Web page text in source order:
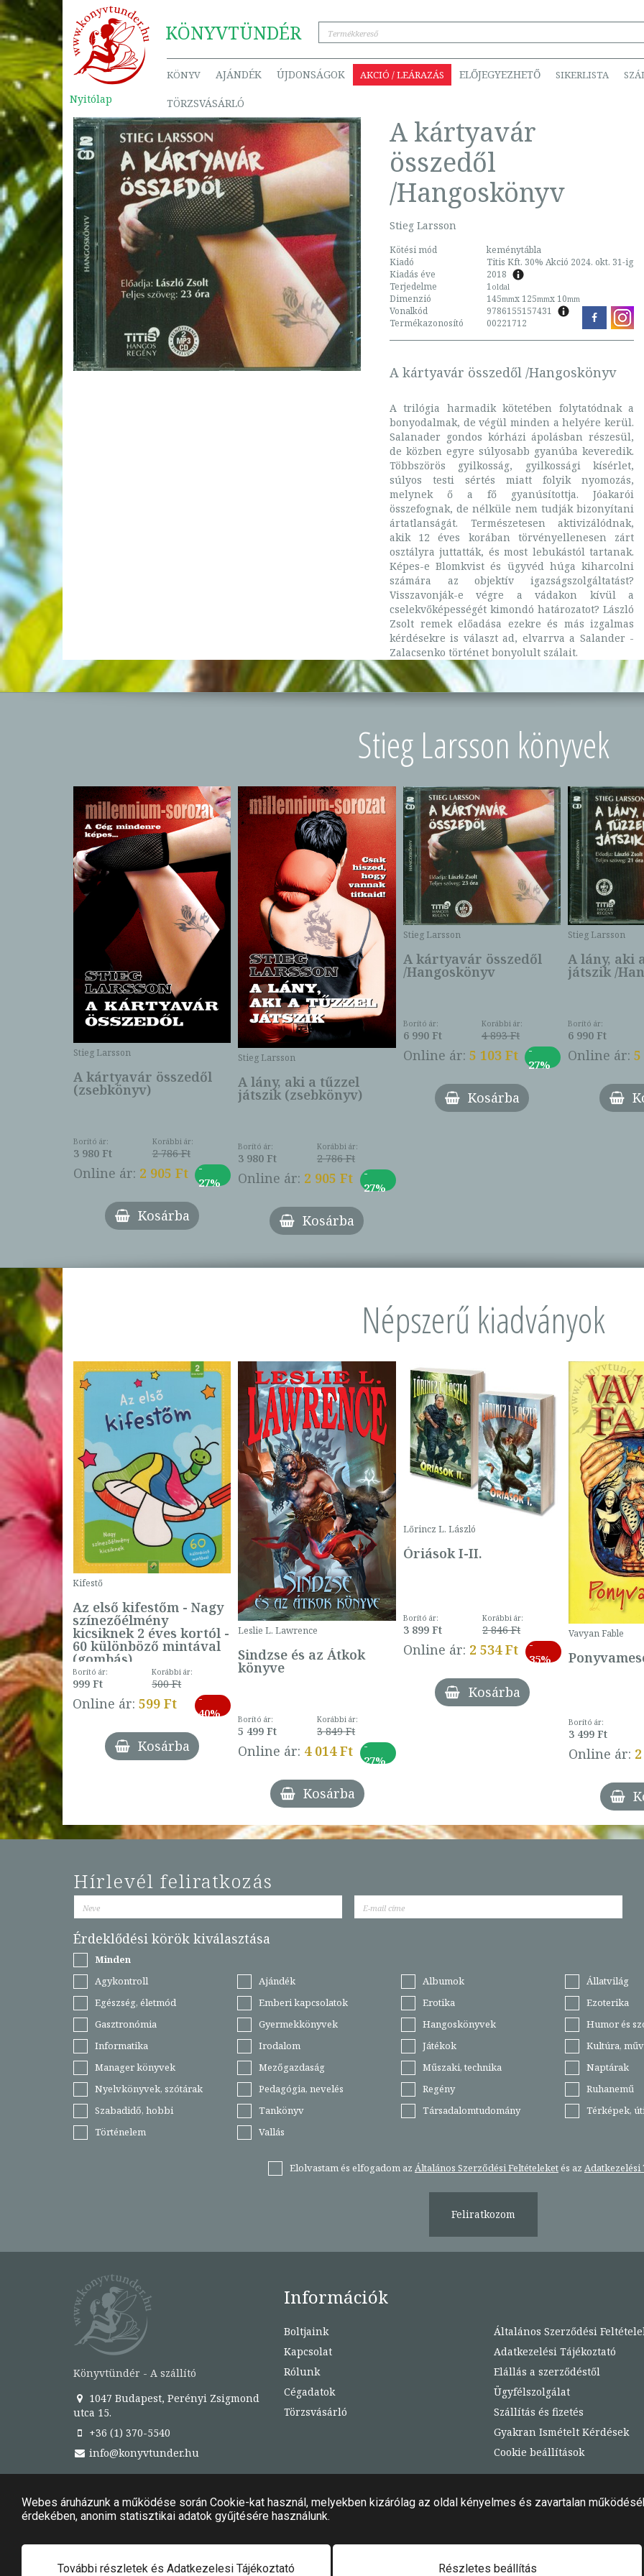
KÖNYVTÜNDÉR
KÖNYV AJÁNDÉK ÚJDONSÁGOK AKCIÓ / LEÁRAZÁS ELŐJEGYEZHETŐ SIKERLISTA
TÖRZSVÁSÁRLÓ
Nyitólap
A kártyavár
összedől
/Hangoskönyv
Stieg Larsson
Kötési mód
keménytábla
Kiadó
Titis Kft. 30% Akció 2024. okt. 31-ig
Kiadás éve
2018
Terjedelme
1oldal
Dimenzió 145mmx 125mmx 10mm
Vonalkód
9786155157431
Termékazonosító
00221712
A kártyavár összedől /Hangoskönyv
A trilógia harmadik kötetében folytatódnak a
bonyodalmak, de végül minden a helyére kerül.
Salanader gondos kórházi ápolásban részesül,
de közben egyre súlyosabb gyanúba keveredik.
Többszörös gyilkosság, gyilkossági kísérlet,
súlyos testi sértés miatt folyik nyomozás,
melynek ő a fő gyanúsítottja. Jóakarói
összefognak, de nélküle nem tudják bizonyítani
ártatlanságát. Természetesen aktivizálódnak,
akik 12 éves korában törvényellenesen zárt
osztályra juttatták, és most lebukástól tartanak.
Képes-e Blomkvist és ügyvéd húga kiharcolni
számára az objektív igazságszolgáltatást?
Visszavonják-e végre a vádakon kívül a
cselekvőképességét kimondó határozatot? László
Zsolt remek előadása ezekre és más izgalmas
kérdésekre is választ ad, elvarrva a Salander -
Zalacsenko történet bonyolult szálait.
Stieg Larsson könyvek
Stieg Larsson
A kártyavár összedől
(zsebkönyv)
Borító ár:
3 980 Ft
Korábbi ár:
2 786 Ft
Online ár: 2 905 Ft
-
27%
Kosárba
Stieg Larsson
A lány, aki a tűzzel
játszik (zsebkönyv)
Borító ár:
3 980 Ft
Korábbi ár:
2 786 Ft
Online ár: 2 905 Ft
-
27%
Kosárba
Stieg Larsson
A kártyavár összedől
/Hangoskönyv
Borító ár:
6 990 Ft
Korábbi ár:
4 893 Ft
Online ár: 5 103 Ft
-
27%
Kosárba
Stieg Larsson
A lány, aki
játszik /
Borító ár:
6 990 Ft
Online ár:
Népszerű kiadványok
ár:
Ft
Ft
-
27%
Kifestő
Az első kifestőm - Nagy
színezőélmény
kicsiknek 2 éves kortól -
60 különböző mintával
(gombás)
Borító ár:
999 Ft
Korábbi ár:
500 Ft
Online ár: 599 Ft
-
40%
Kosárba
Leslie L. Lawrence
Sindzse és az Átkok
könyve
Borító ár:
5 499 Ft
Korábbi ár:
3 849 Ft
Online ár: 4 014 Ft
-
27%
Kosárba
Lőrincz L. László
Óriások I-II.
Borító ár:
3 899 Ft
Korábbi ár:
2 846 Ft
Online ár: 2 534 Ft
-
35%
Kosárba
Vavyan Fable
Borító ár:
3 499 Ft
Online ár:
Hírlevél feliratkozás
Érdeklődési körök kiválasztása
Minden
Agykontroll
Ajándék Albumok Állatvilág
Egészség, életmód
Emberi kapcsolatok Erotika Ezoterika
Gasztronómia
Gyermekkönyvek Hangoskönyvek Humor és
Informatika
Irodalom Játékok Kultúra,
Manager könyvek
Mezőgazdaság Műszaki, technika Naptárak
Nyelvkönyvek, szótárak
Pedagógia, nevelés Regény Ruhanemű
Szabadidő, hobbi
Tankönyv Társadalomtudomány Térképek,
Történelem
Vallás
Elolvastam és elfogadom az Általános Szerződési Feltételeketés az
Feliratkozom
Könyvtündér - A szállító
1047 Budapest, Perényi Zsigmond
utca 15.
+36 (1) 370-5540
info@konyvtunder.hu
Információk
Boltjaink
Kapcsolat
Rólunk
Cégadatok
Törzsvásárló
Általános Szerződési
Adatkezelési Tájékoztató
Elállás a szerződéstől
Ügyfélszolgálat
Szállítás és fizetés
Gyakran Ismételt Kérdések
Cookie beállítások